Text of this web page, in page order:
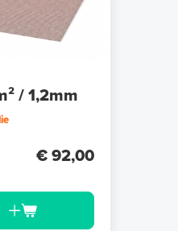
/ 1,2mm
€ 92,00